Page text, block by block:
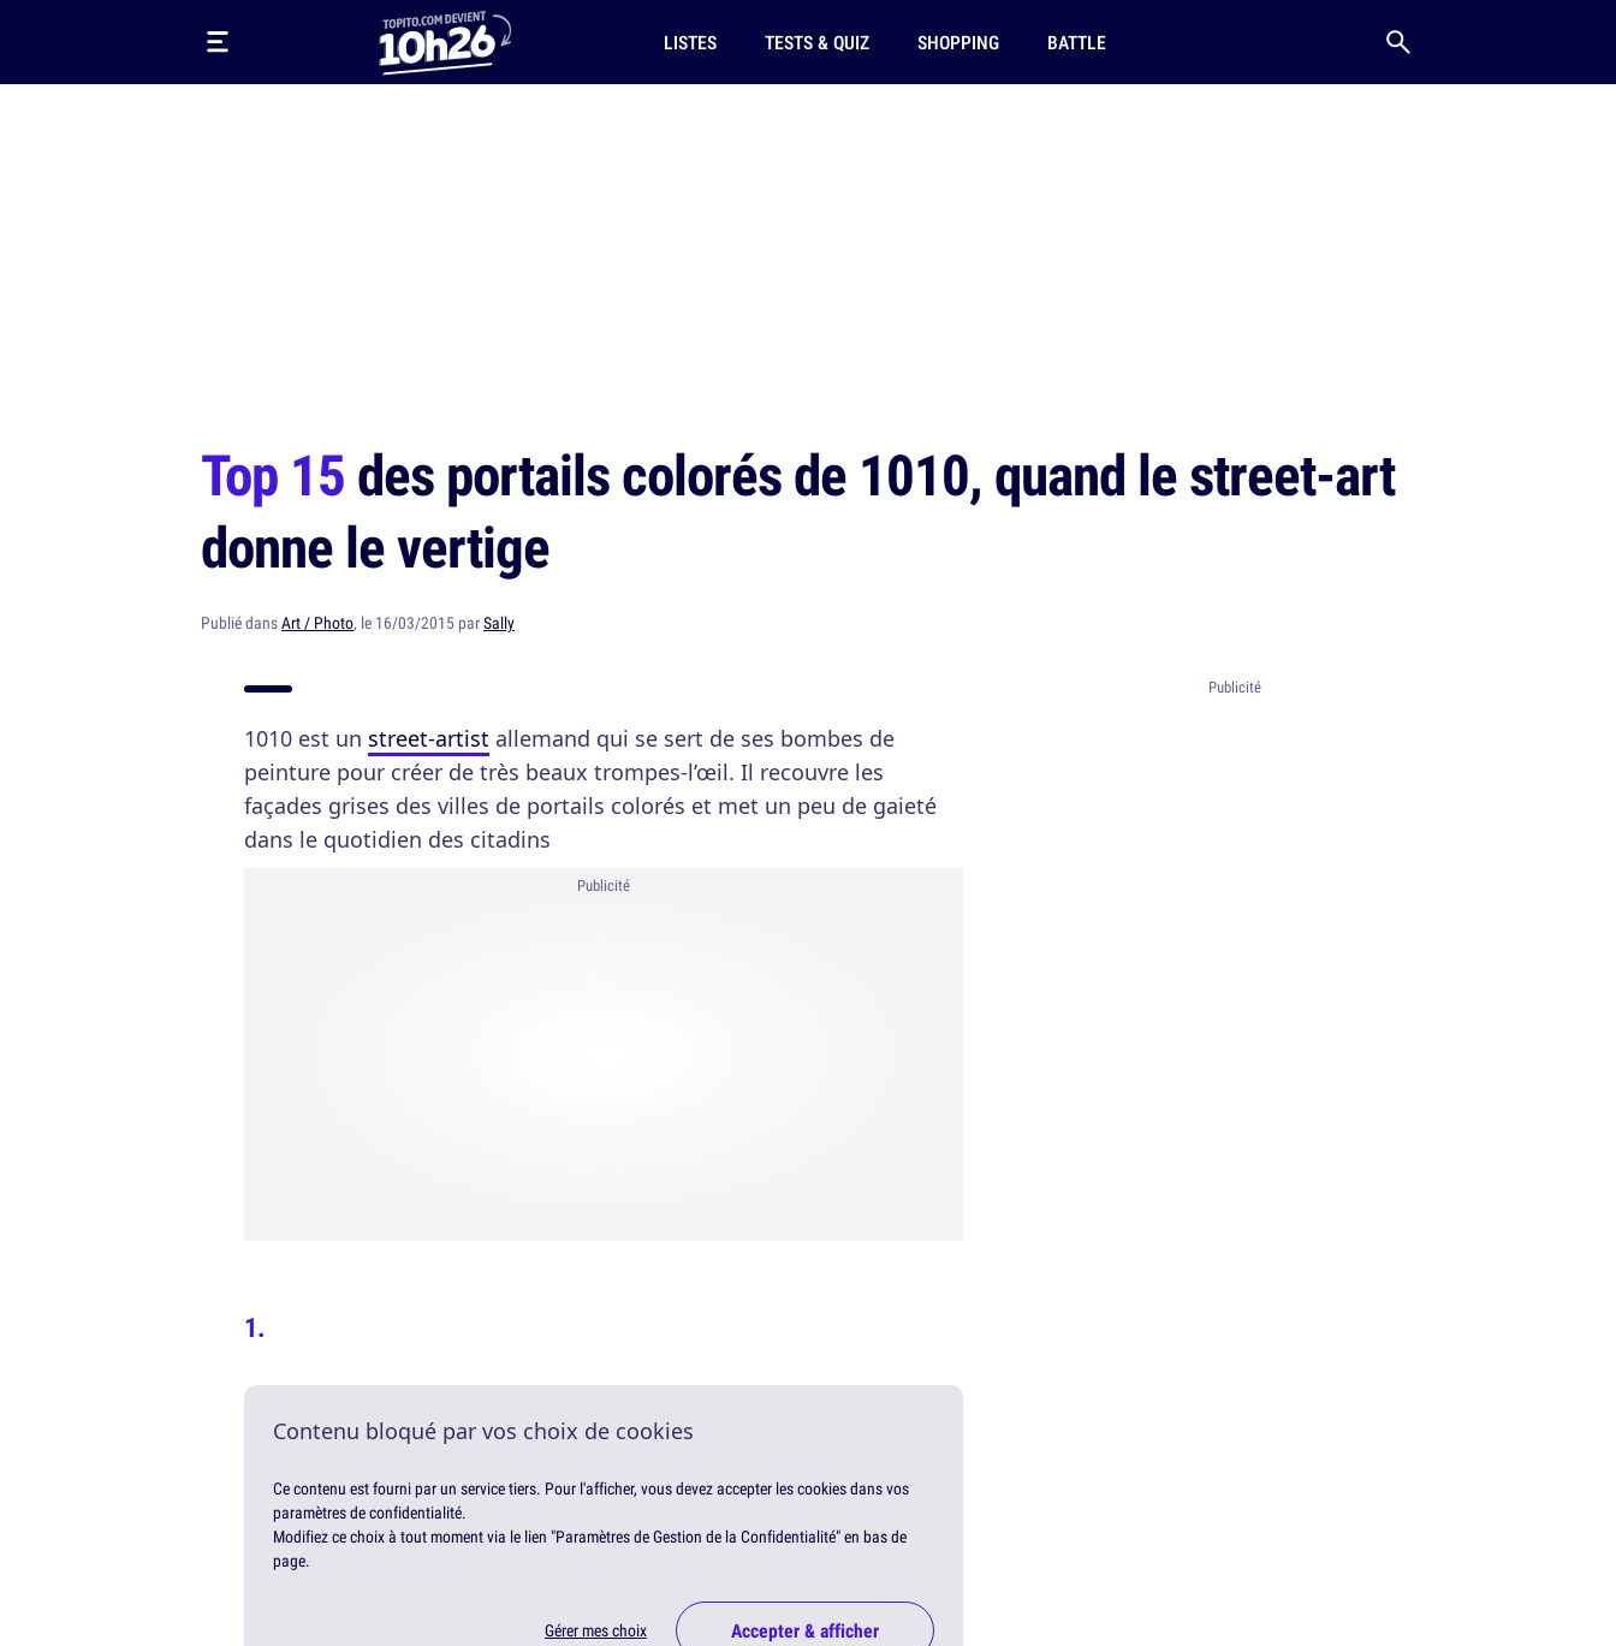
LISTES TESTS & QUIZ SHOPPING BATTLE
Top 15des portails colorés de 1010, quand le street-art
donne le vertige
Publié dansArt / Photo, le 16/03/2015 parSally
1010 est un street-artist allemand qui se sert de ses bombes de
peinture pour créer de très beaux trompes-l’œil. Il recouvre les
façades grises des villes de portails colorés et met un peu de gaieté
dans le quotidien des citadins
Publicité
Contenu bloqué par vos choix de cookies
Ce contenu est fourni par un service tiers. Pour l'afficher, vous devez accepter les cookies dans vos
paramètres de confidentialité.
Modifiez ce choix à tout moment via le lien "Paramètres de Gestion de la Confidentialité" en bas de
page.
Gérer mes choix Accepter & afficher